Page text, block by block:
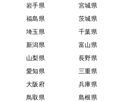
岩手県
宮城県
福島県
茨城県
埼玉県
千葉県
新潟県
富山県
山梨県
長野県
愛知県
三重県
大阪府
兵庫県
鳥取県
島根県